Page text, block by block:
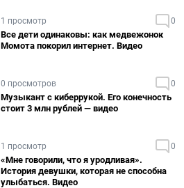
1 просмотр 0
Все дети одинаковы: как медвежонок
Момота покорил интернет. Видео
0 просмотров 0
Музыкант с киберрукой. Его конечность
стоит 3 млн рублей — видео
1 просмотр 0
«Мне говорили, что я уродливая».
История девушки, которая не способна
улыбаться. Видео